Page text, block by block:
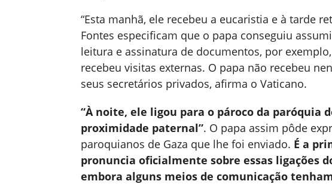
“Esta manhã, ele recebeu a eucaristia e à tarde
Fontes especificam que o papa conseguiu
leitura e assinatura de documentos, por
recebeu visitas externas. O papa não recebeu
seus secretários privados, afirma o Vaticano.
“À noite, ele ligou para o pároco da paróquia
proximidade paternal”. O papa assim pôde
paroquianos de Gaza que lhe foi enviado. É a
pronuncia oficialmente sobre essas ligações
embora alguns meios de comunicação